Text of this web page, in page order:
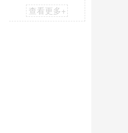
基础上单阶段是容易
获得的任何地方，省
查看更多+